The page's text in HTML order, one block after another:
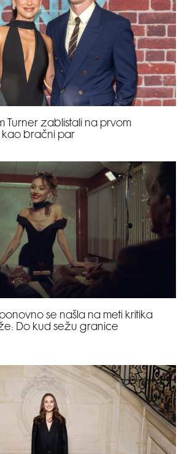
Turner zablistali na prvom
kao bračni par
se našla na meti kritika
Do kud sežu granice